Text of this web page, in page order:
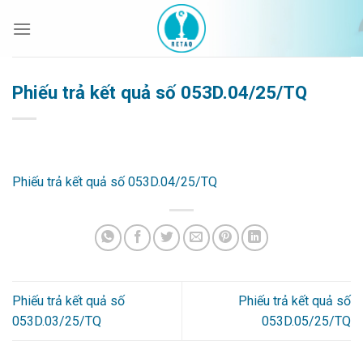
qua
Phiếu trả kết quả số 053D.04/25/TQ
Phiếu trả kết quả số 053D.04/25/TQ
Phiếu trả kết quả số
053D.03/25/TQ
Phiếu trả kết quả số
053D.05/25/TQ